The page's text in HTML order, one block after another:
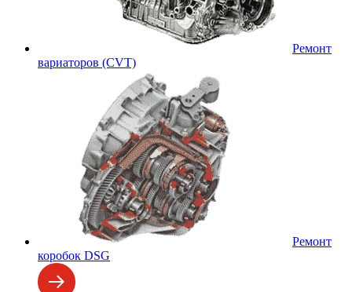
Ремонт
вариаторов (CVT)
Ремонт
коробок DSG